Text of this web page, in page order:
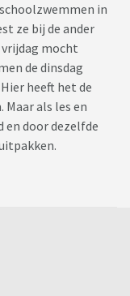
in
ze bij de ander
mocht
de dinsdag
heeft het de
als les en
en door dezelfde